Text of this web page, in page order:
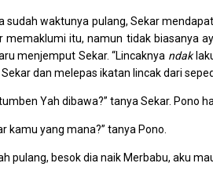
sudah waktunya pulang, Sekar
memaklumi itu, namun tidak biasanya
menjemput Sekar. “Lincaknya ndak
dan melepas ikatan lincak dari
Yah dibawa?” tanya Sekar. Pono
kamu yang mana?” tanya Pono.
pulang, besok dia naik Merbabu, aku